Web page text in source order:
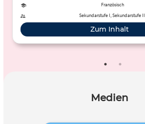
Französisch
Sekundarstufe I, Sekundarstufe II
Zum Inhalt
Medien